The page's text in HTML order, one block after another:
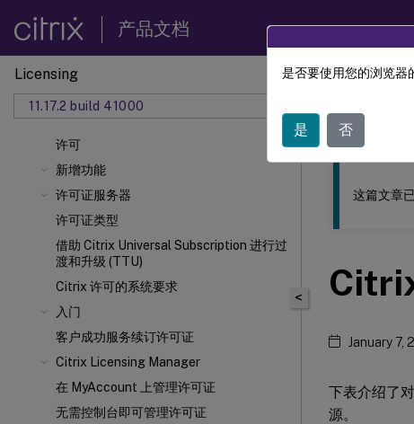
产品文档
Licensing
11.17.2 build 41000
许可
新增功能
许可证服务器
许可证类型
借助 Citrix Universal Subscription 进行过
渡和升级 (TTU)
Citrix 许可的系统要求
入门
客户成功服务续订许可证
Citrix Licensing Manager
在 MyAccount 上管理许可证
无需控制台即可管理许可证
此内容已经过机
<
这篇文章
January 7,
下表介绍了
源。
是否要使用您的浏览器
是 否